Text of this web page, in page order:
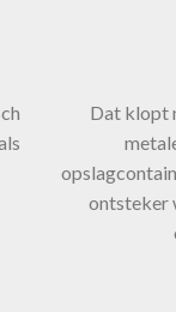
Dat klopt
ontsteker